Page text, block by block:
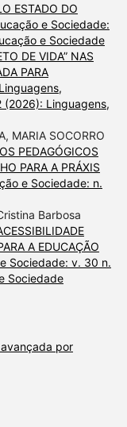
ESTADO DO
e Sociedade:
e Sociedade
DE VIDA” NAS
PARA
Linguagens,
(2026): Linguagens,
MARIA SOCORRO
PEDAGÓGICOS
PARA A PRÁXIS
e Sociedade: n.
Barbosa
A EDUCAÇÃO
Sociedade: v. 30 n.
Sociedade
por